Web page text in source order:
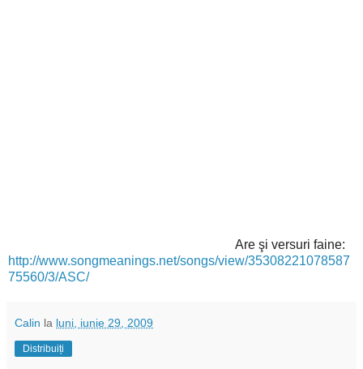
Are şi versuri faine:
http://www.songmeanings.net/songs/view/35308221078587
75560/3/ASC/
Calin la luni, iunie 29, 2009
Distribuiți